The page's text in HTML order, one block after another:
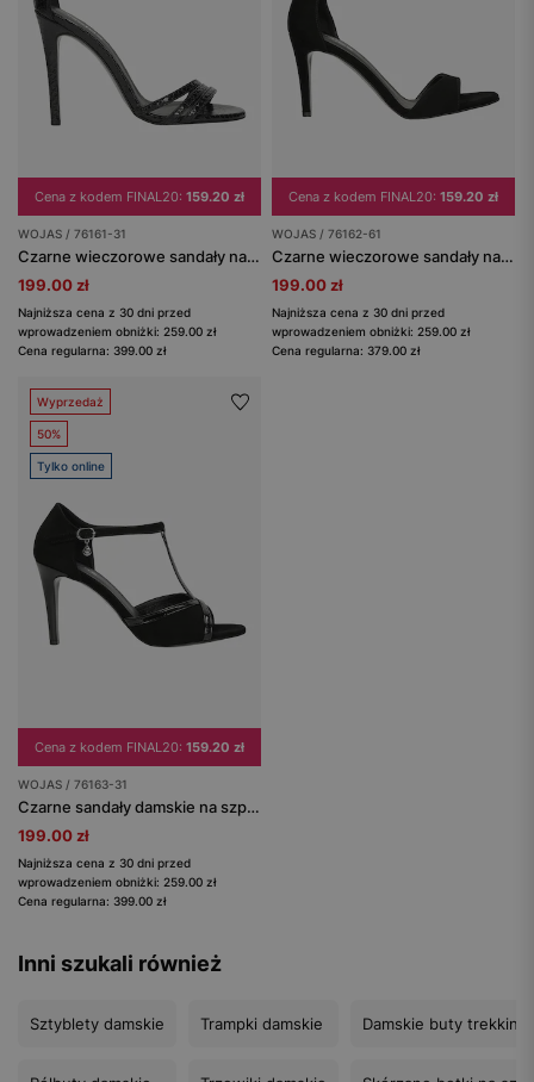
Cena z kodem FINAL20: 159.20 zł
WOJAS / 76161-31
Czarne wieczorowe sandały na szpilce
199.00 zł
Najniższa cena z 30 dni przed
wprowadzeniem obniżki: 259.00 zł
Cena regularna: 399.00 zł
Cena z kodem FINAL20: 159.20 zł
WOJAS / 76162-61
Czarne wieczorowe sandały na szpilce
199.00 zł
Najniższa cena z 30 dni przed
wprowadzeniem obniżki: 259.00 zł
Cena regularna: 379.00 zł
Wyprzedaż
50%
Tylko online
Cena z kodem FINAL20: 159.20 zł
WOJAS / 76163-31
Czarne sandały damskie na szpilce z lakierowanymi elementami
199.00 zł
Najniższa cena z 30 dni przed
wprowadzeniem obniżki: 259.00 zł
Cena regularna: 399.00 zł
Inni szukali również
Sztyblety damskie Trampki damskie Damskie buty